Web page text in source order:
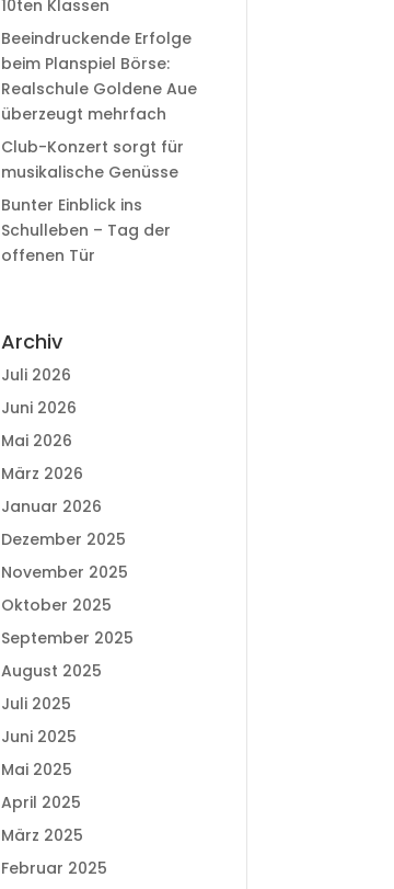
10ten Klassen
Beeindruckende Erfolge
beim Planspiel Börse:
Realschule Goldene Aue
überzeugt mehrfach
Club-Konzert sorgt für
musikalische Genüsse
Bunter Einblick ins
Schulleben – Tag der
offenen Tür
Archiv
Juli 2026
Juni 2026
Mai 2026
März 2026
Januar 2026
Dezember 2025
November 2025
Oktober 2025
September 2025
August 2025
Juli 2025
Juni 2025
Mai 2025
April 2025
März 2025
Februar 2025